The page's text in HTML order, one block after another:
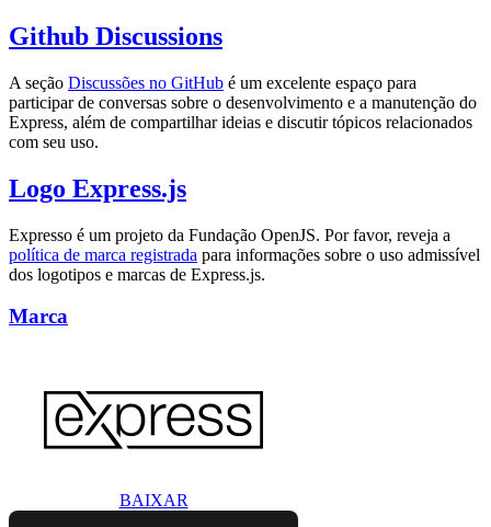
Github Discussions
A seção Discussões no GitHub é um excelente espaço para
participar de conversas sobre o desenvolvimento e a manutenção do
Express, além de compartilhar ideias e discutir tópicos relacionados
com seu uso.
Logo Express.js
Expresso é um projeto da Fundação OpenJS. Por favor, reveja a
política de marca registrada para informações sobre o uso admissível
dos logotipos e marcas de Express.js.
Marca
BAIXAR